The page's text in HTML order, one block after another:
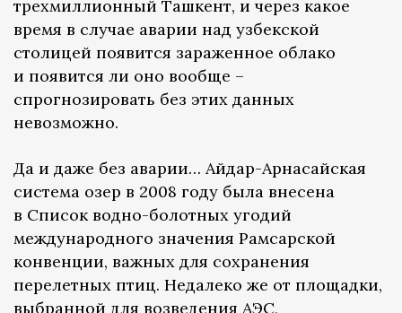
трехмиллионный Ташкент, и через какое
время в случае аварии над узбекской
столицей появится зараженное облако
и появится ли оно вообще –
спрогнозировать без этих данных
невозможно.
Да и даже без аварии… Айдар-Арнасайская
система озер в 2008 году была внесена
в Список водно-болотных угодий
международного значения Рамсарской
конвенции, важных для сохранения
перелетных птиц. Недалеко же от площадки,
выбранной для возведения АЭС,